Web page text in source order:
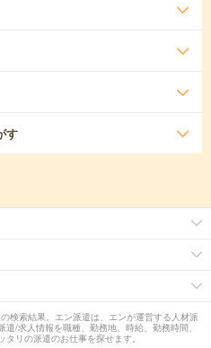
す
検索結果。エン派遣は、エンが運営する人材派
/求人情報を職種、勤務地、時給、勤務時間、
リの派遣のお仕事を探せます。